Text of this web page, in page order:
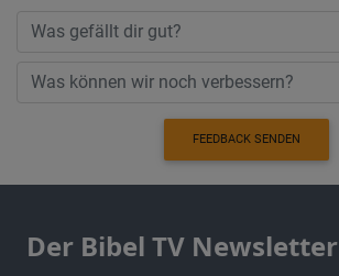
FEEDBACK SENDEN
Der Bibel TV Newsletter